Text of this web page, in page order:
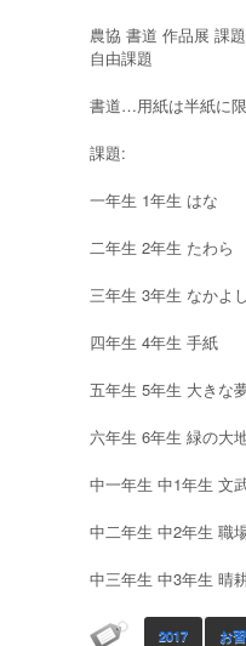
農協 書道 作品展 課
自由課題
書道…用紙は半紙に限
課題:
一年生 1年生 はな
二年生 2年生 たわら
三年生 3年生 なかよし
四年生 4年生 手紙
五年生 5年生 大きな
六年生 6年生 緑の大
中一年生 中1年生 文
中二年生 中2年生 職
中三年生 中3年生 晴
2017 お